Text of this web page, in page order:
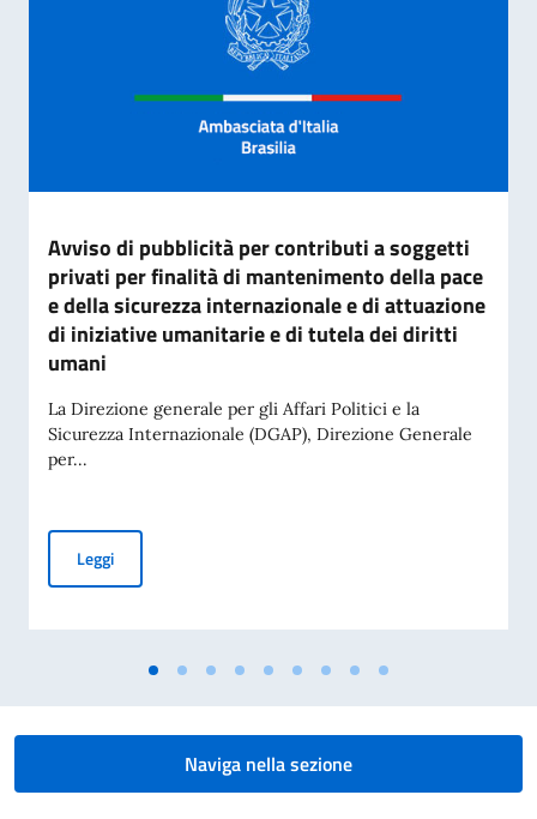
Avviso di pubblicità per contributi a soggetti
privati per finalità di mantenimento della pace
e della sicurezza internazionale e di attuazione
di iniziative umanitarie e di tutela dei diritti
umani
La Direzione generale per gli Affari Politici e la
Sicurezza Internazionale (DGAP), Direzione Generale
per...
LeggiAvviso di pubblicità per contributi a soggetti privati per
Naviga nella sezione